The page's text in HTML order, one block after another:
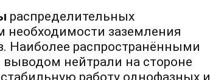
распределительных
необходимости заземления
Наиболее распространёнными
нейтрали на стороне
работу однофазных и